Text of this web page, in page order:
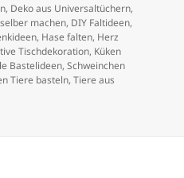
, Deko aus Universaltüchern,
machen, DIY Faltideen,
, Hase falten, Herz
Tischdekoration, Küken
Bastelideen,Schweinchen
Tiere basteln,Tiere aus
Kreative Faltideen aus Universaltüchern